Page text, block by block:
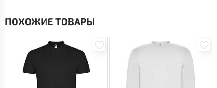
ПОХОЖИЕ ТОВАРЫ